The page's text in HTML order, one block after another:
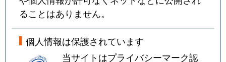
ることはありません。
個人情報は保護されています
当サイトはプライバシーマーク認